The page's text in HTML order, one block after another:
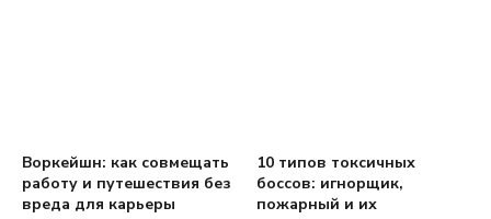
Воркейшн: как совмещать
работу и путешествия без
вреда для карьеры
10 типов токсичных
боссов: игнорщик,
пожарный и их